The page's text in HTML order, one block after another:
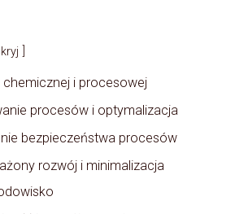
chemicznej i procesowej
procesów i optymalizacja
bezpieczeństwa procesów
rozwój i minimalizacja